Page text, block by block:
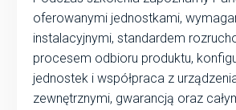
oferowanymi jednostkami,
instalacyjnymi, standardem
procesem odbioru produktu,
jednostek i współpraca z
zewnętrznymi, gwarancją oraz